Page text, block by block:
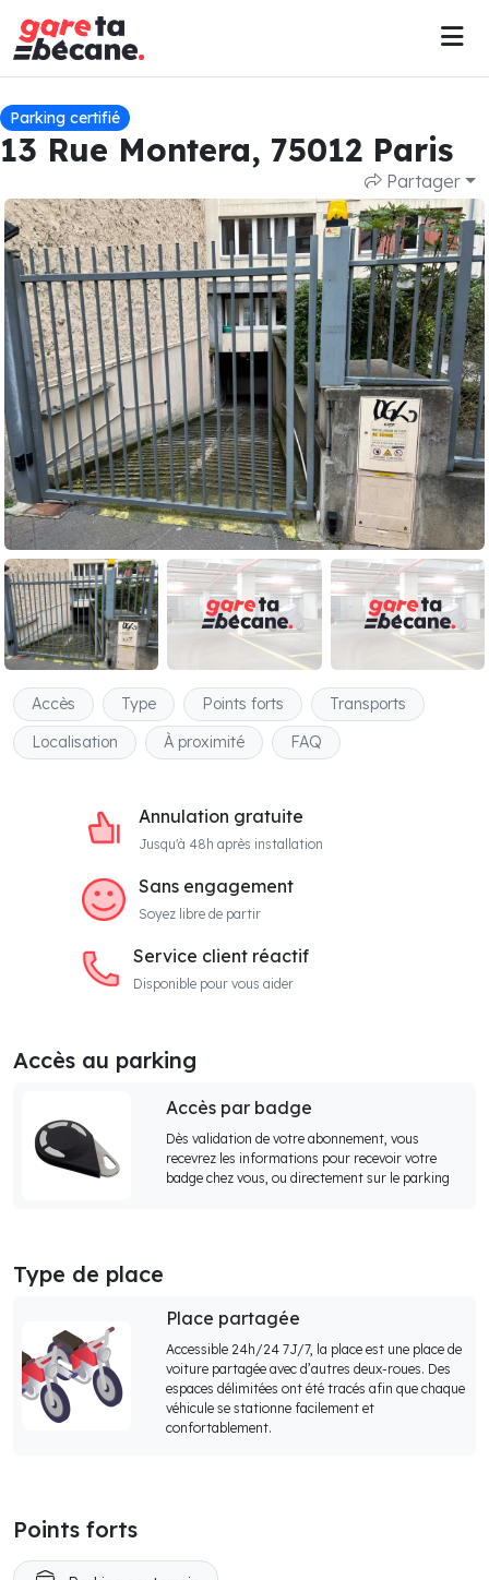
Parking certifié
13 Rue Montera, 75012 Paris
Partager
Accès Type Points forts
Transports
Localisation
À proximité FAQ
Annulation gratuite
Jusqu'à 48h après installation
Sans engagement
Soyez libre de partir
Service client réactif
Disponible pour vous aider
Accès au parking
Accès par badge
Dès validation de votre abonnement, vous
recevrez les informations pour recevoir votre
badge chez vous, ou directement sur le parking
Type de place
Place partagée
Accessible 24h/24 7J/7, la place est une place de
voiture partagée avec d’autres deux-roues. Des
espaces délimitées ont été tracés afin que chaque
véhicule se stationne facilement et
confortablement.
Points forts